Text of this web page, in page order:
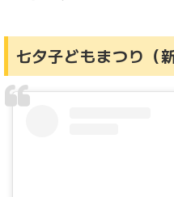
七夕子どもまつり（